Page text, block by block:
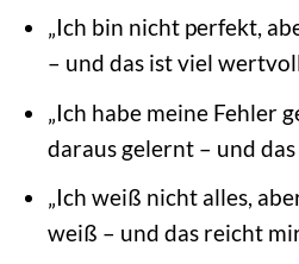
„Ich bin nicht perfekt,
– und das ist viel
„Ich habe meine Fehler
daraus gelernt – und
„Ich weiß nicht alles,
weiß – und das reicht